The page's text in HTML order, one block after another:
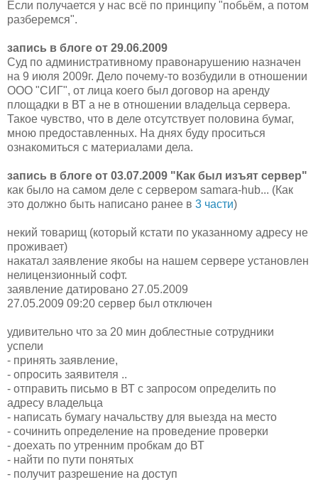
Если получается у нас всё по принципу "побьём, а потом
разберемся".
запись в блоге от 29.06.2009
Суд по административному правонарушению назначен
на 9 июля 2009г. Дело почему-то возбудили в отношении
ООО "СИГ", от лица коего был договор на аренду
площадки в ВТ а не в отношении владельца сервера.
Такое чувство, что в деле отсутствует половина бумаг,
мною предоставленных. На днях буду проситься
ознакомиться с материалами дела.
запись в блоге от 03.07.2009 "Как был изъят сервер"
как было на самом деле с сервером samara-hub... (Как
это должно быть написано ранее в 3 части)
некий товарищ (который кстати по указанному адресу не
проживает)
накатал заявление якобы на нашем сервере установлен
нелицензионный софт.
заявление датировано 27.05.2009
27.05.2009 09:20 сервер был отключен
удивительно что за 20 мин доблестные сотрудники
успели
- принять заявление,
- опросить заявителя ..
- отправить письмо в ВТ с запросом определить по
адресу владельца
- написать бумагу начальству для выезда на место
- сочинить определение на проведение проверки
- доехать по утренним пробкам до ВТ
- найти по пути понятых
- получит разрешение на доступ